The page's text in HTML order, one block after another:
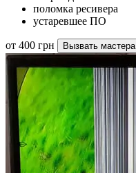
поломка ресивера
устаревшее ПО
от 400 грн Вызвать мастера